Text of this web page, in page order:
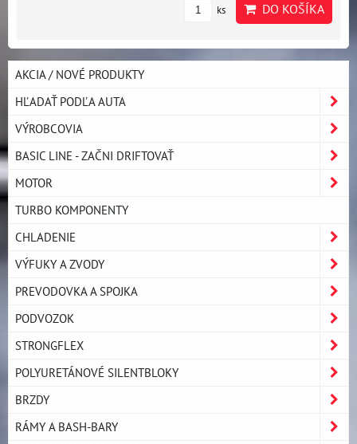
ks DO KOŠÍKA
AKCIA / NOVÉ PRODUKTY
HĽADAŤ PODĽA AUTA
VÝROBCOVIA
BASIC LINE - ZAČNI DRIFTOVAŤ
MOTOR
TURBO KOMPONENTY
CHLADENIE
VÝFUKY A ZVODY
PREVODOVKA A SPOJKA
PODVOZOK
STRONGFLEX
POLYURETÁNOVÉ SILENTBLOKY
BRZDY
RÁMY A BASH-BARY